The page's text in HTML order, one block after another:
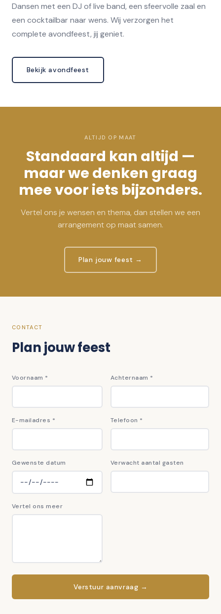
Dansen met een DJ of live band, een sfeervolle zaal en
een cocktailbar naar wens. Wij verzorgen het
complete avondfeest, jij geniet.
Bekijk avondfeest
ALTIJD OP MAAT
Standaard kan altijd —
maar we denken graag
mee voor iets bijzonders.
Vertel ons je wensen en thema, dan stellen we een
arrangement op maat samen.
Plan jouw feest →
CONTACT
Plan jouw feest
Voornaam * Achternaam *
E-mailadres * Telefoon *
Gewenste datum Verwacht aantal gasten
Vertel ons meer
Verstuur aanvraag →